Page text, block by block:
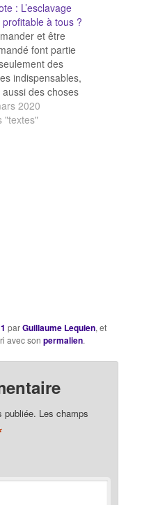
: L’esclavage
profitable à tous ?
et être
font partie
des
indispensables,
aussi des choses
Et c’est
naissance
2020
"textes"
parGuillaume Lequien, et
avec sonpermalien.
publiée. Les champs